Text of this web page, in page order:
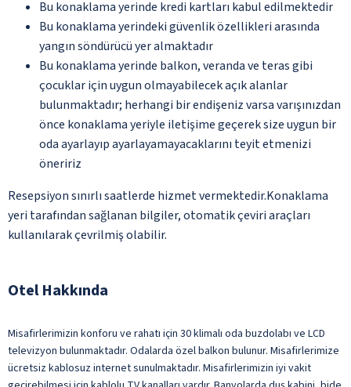
Bu konaklama yerinde kredi kartları kabul edilmektedir
Bu konaklama yerindeki güvenlik özellikleri arasında
yangın söndürücü yer almaktadır
Bu konaklama yerinde balkon, veranda ve teras gibi
çocuklar için uygun olmayabilecek açık alanlar
bulunmaktadır; herhangi bir endişeniz varsa varışınızdan
önce konaklama yeriyle iletişime geçerek size uygun bir
oda ayarlayıp ayarlayamayacaklarını teyit etmenizi
öneririz
Resepsiyon sınırlı saatlerde hizmet vermektedir.Konaklama
yeri tarafından sağlanan bilgiler, otomatik çeviri araçları
kullanılarak çevrilmiş olabilir.
Otel Hakkında
Misafirlerimizin konforu ve rahatı için 30 klimalı oda buzdolabı ve LCD
televizyon bulunmaktadır. Odalarda özel balkon bulunur. Misafirlerimize
ücretsiz kablosuz internet sunulmaktadır. Misafirlerimizin iyi vakit